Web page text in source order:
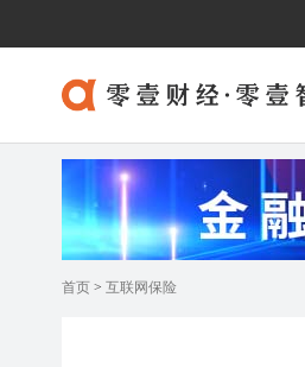
首页 > 互联网保险